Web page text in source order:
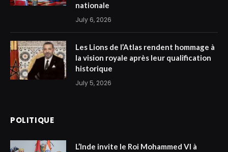
nationale
July 6, 2026
Les Lions de l’Atlas rendent hommage à
la vision royale après leur qualification
historique
July 5, 2026
POLITIQUE
L’Inde invite le Roi Mohammed VI à